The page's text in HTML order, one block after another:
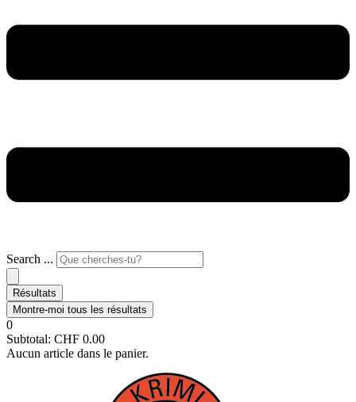
Search ...
Résultats
Montre-moi tous les résultats
0
Subtotal: CHF 0.00
Aucun article dans le panier.